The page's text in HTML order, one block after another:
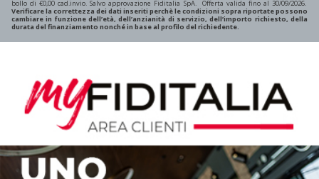
bollo di €0,00 cad.invio. Salvo approvazione Fiditalia SpA. Offerta valida fino al 30/09/2026.
Verificare la correttezza dei dati inseriti perchè le condizioni sopra riportate possono
cambiare in funzione dell’età, dell’anzianità di servizio, dell’importo richiesto, della
durata del finanziamento nonché in base al profilo del richiedente.